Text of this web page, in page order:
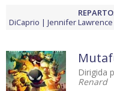
REPARTO
DiCaprio
Jennifer Lawrence
Dirigida
Renard